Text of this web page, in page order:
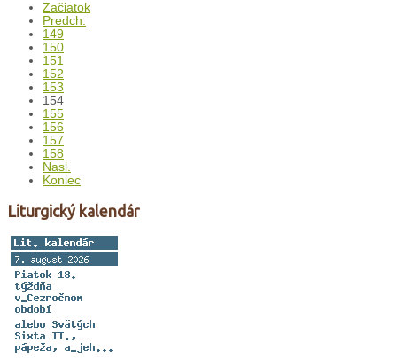
Začiatok
Predch.
149
150
151
152
153
154
155
156
157
158
Nasl.
Koniec
Liturgický kalendár